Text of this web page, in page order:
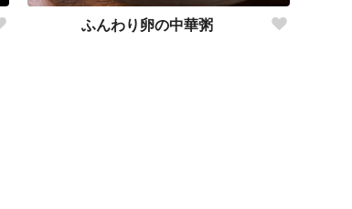
ふんわり卵の中華粥